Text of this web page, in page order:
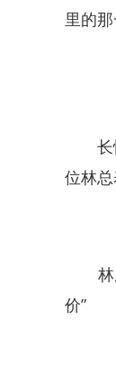
里的
长恒
位林
林总
价”